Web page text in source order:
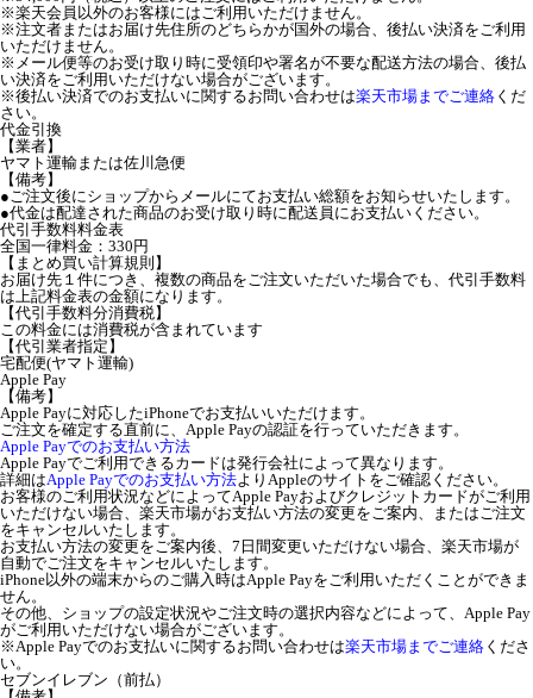
※楽天会員以外のお客様にはご利用いただけません。
※注文者またはお届け先住所のどちらかが国外の場合、後払い決済をご利用
いただけません。
※メール便等のお受け取り時に受領印や署名が不要な配送方法の場合、後払
い決済をご利用いただけない場合がございます。
※後払い決済でのお支払いに関するお問い合わせは楽天市場までご連絡 くだ
さい。
代金引換
【業者】
ヤマト運輸または佐川急便
【備考】
●ご注文後にショップからメールにてお支払い総額をお知らせいたします。
●代金は配達された商品のお受け取り時に配送員にお支払いください。
代引手数料料金表
全国一律料金：330円
【まとめ買い計算規則】
お届け先１件につき、複数の商品をご注文いただいた場合でも、代引手数料
は上記料金表の金額になります。
【代引手数料分消費税】
この料金には消費税が含まれています
【代引業者指定】
宅配便(ヤマト運輸)
Apple Pay
【備考】
Apple Payに対応したiPhoneでお支払いいただけます。
ご注文を確定する直前に、Apple Payの認証を行っていただきます。
Apple Payでのお支払い方法
Apple Payでご利用できるカードは発行会社によって異なります。
詳細はApple Payでのお支払い方法よりAppleのサイトをご確認ください。
お客様のご利用状況などによってApple Payおよびクレジットカードがご利用
いただけない場合、楽天市場がお支払い方法の変更をご案内、またはご注文
をキャンセルいたします。
お支払い方法の変更をご案内後、7日間変更いただけない場合、楽天市場が
自動でご注文をキャンセルいたします。
iPhone以外の端末からのご購入時はApple Payをご利用いただくことができま
せん。
その他、ショップの設定状況やご注文時の選択内容などによって、Apple Pay
がご利用いただけない場合がございます。
※Apple Payでのお支払いに関するお問い合わせは楽天市場までご連絡 くださ
い。
セブンイレブン（前払）